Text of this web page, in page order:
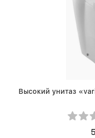
Высокий унитаз